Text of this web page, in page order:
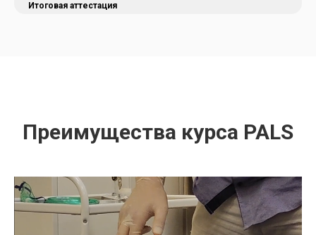
Итоговая аттестация
Преимущества курса PALS